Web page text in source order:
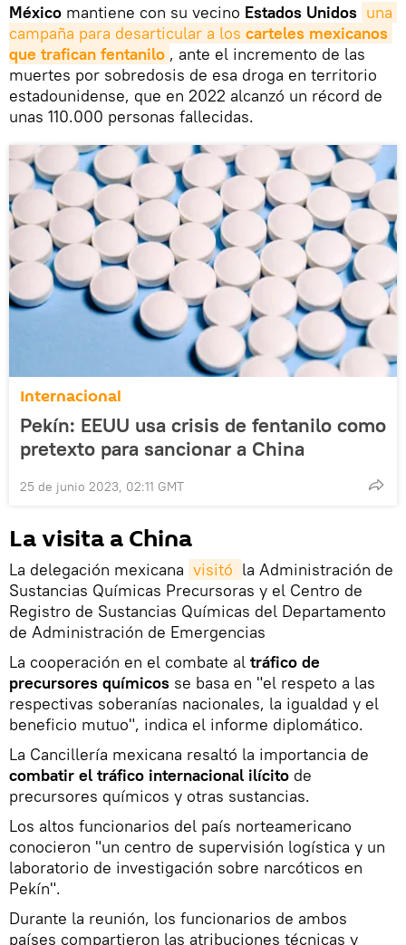
México mantiene con su vecino Estados Unidos una
campaña para desarticular a los carteles mexicanos
que trafican fentanilo , ante el incremento de las
muertes por sobredosis de esa droga en territorio
estadounidense, que en 2022 alcanzó un récord de
unas 110.000 personas fallecidas.
Internacional
Pekín: EEUU usa crisis de fentanilo como
pretexto para sancionar a China
25 de junio 2023, 02:11 GMT
La visita a China
La delegación mexicana visitó la Administración de
Sustancias Químicas Precursoras y el Centro de
Registro de Sustancias Químicas del Departamento
de Administración de Emergencias
La cooperación en el combate al tráfico de
precursores químicos se basa en "el respeto a las
respectivas soberanías nacionales, la igualdad y el
beneficio mutuo", indica el informe diplomático.
La Cancillería mexicana resaltó la importancia de
combatir el tráfico internacional ilícito de
precursores químicos y otras sustancias.
Los altos funcionarios del país norteamericano
conocieron "un centro de supervisión logística y un
laboratorio de investigación sobre narcóticos en
Pekín".
Durante la reunión, los funcionarios de ambos
países compartieron las atribuciones técnicas y